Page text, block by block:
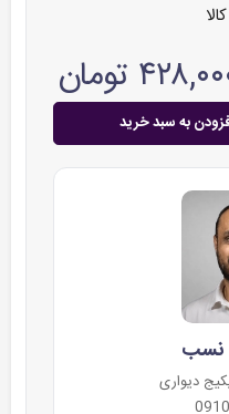
تومان
به سبد خرید
نسب
دیواری